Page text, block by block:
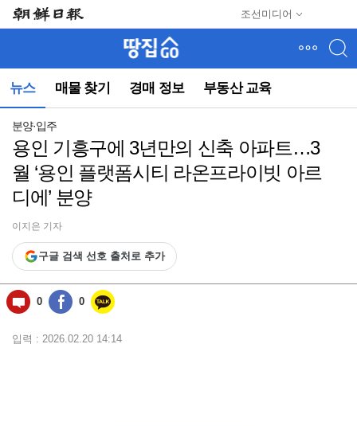
조선미디어
뉴
(컨
뉴스 매물 찾기 경매 정보 부동산 교육
분양·입주
용인 기흥구에 3년만의 신축 아파트…3
월 ‘용인 플랫폼시티 라온프라이빗 아르
디에’ 분양
이지은 기자
구글 검색 선호 출처로 추가
0 0
입력 : 2026.02.20 14:14